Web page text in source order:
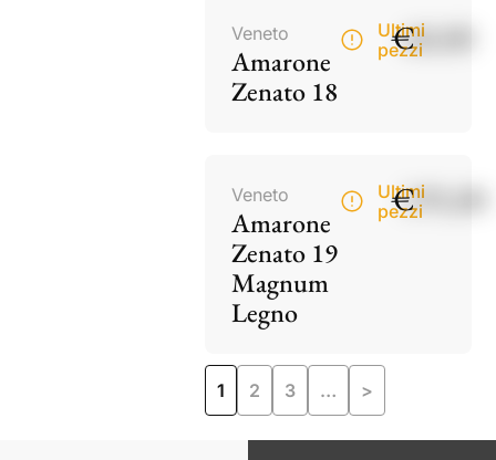
Veneto
Amarone
Zenato 18
Ultimi
pezzi
€60,00
Veneto
Amarone
Zenato 19
Magnum
Legno
Ultimi
pezzi
€195,00
1 2 3 … >